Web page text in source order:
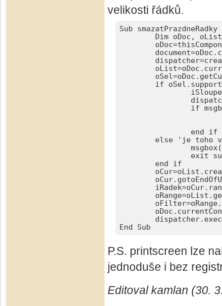
velikosti řádků.
Sub
End Sub
P.S. printscreen lze
jednoduše i bez
Editoval kamlan (30.